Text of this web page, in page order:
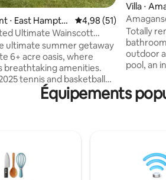
⋅ East Hampto
Évaluation moyenne
4,98 (51)
Ultimate Wainscott
Acres
ultimate summer getaway
6+ acre oasis, where
breathtaking amenities.
tennis and basketball
heated pool, outdoor living
fire pit, red light sauna, and
This rare retreat is
or play. Book your stay
Villa ⋅
Totally
outdoor
pool, an
area that
with an
Équipements